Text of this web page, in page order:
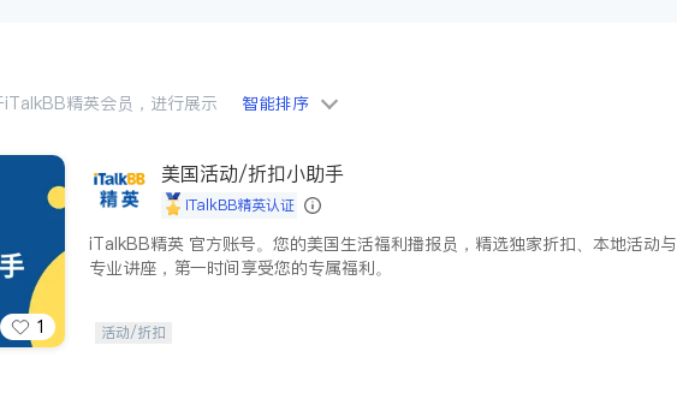
精英会员，进行展示 智能排序
1
美国活动/折扣小助手
iTalkBB精英认证
iTalkBB精英 官方账号。您的美国生活福利播报员，精选独家折扣、本地活动与
专业讲座，第一时间享受您的专属福利。
活动/折扣